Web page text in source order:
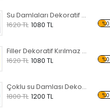
Su Damlaları Dekoratif Kırılmaz Ayna
1620 TL 1080 TL %0
Filler Dekoratif Kırılmaz Ayna
1620 TL 1080 TL %0
Çoklu su Damlası Dekoratif Kırılmaz Ayna
1800 TL 1200 TL %0